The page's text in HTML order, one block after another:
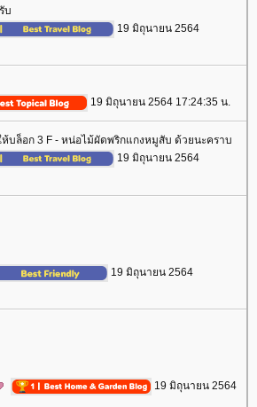
บ
19 มิถุนายน 2564
19 มิถุนายน 2564 17:24:35 น.
บล็อก 3 F - หน่อไม้ผัดพริกแกงหมูสับ ด้วยนะคราบ
19 มิถุนายน 2564
19 มิถุนายน 2564
19 มิถุนายน 2564